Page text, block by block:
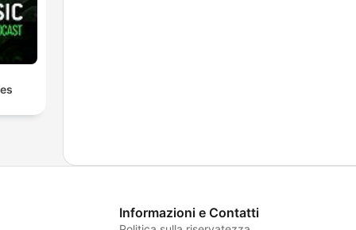
Informazioni e Contatti